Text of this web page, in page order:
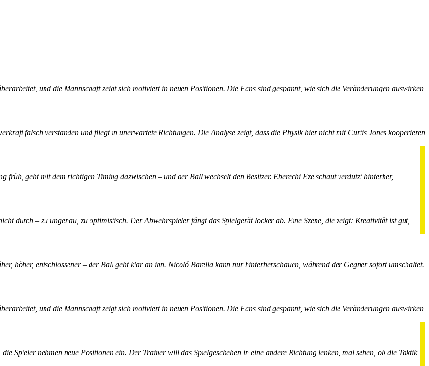
und die Mannschaft zeigt sich motiviert in neuen Positionen. Die Fans sind gespannt, wie sich die Veränderungen auswirken
falsch verstanden und fliegt in unerwartete Richtungen. Die Analyse zeigt, dass die Physik hier nicht mit Curtis Jones kooperieren
früh, geht mit dem richtigen Timing dazwischen – und der Ball wechselt den Besitzer. Eberechi Eze schaut verdutzt hinterher,
durch – zu ungenau, zu optimistisch. Der Abwehrspieler fängt das Spielgerät locker ab. Eine Szene, die zeigt: Kreativität ist gut,
höher, entschlossener – der Ball geht klar an ihn. Nicoló Barella kann nur hinterherschauen, während der Gegner sofort umschaltet.
und die Mannschaft zeigt sich motiviert in neuen Positionen. Die Fans sind gespannt, wie sich die Veränderungen auswirken
Spieler nehmen neue Positionen ein. Der Trainer will das Spielgeschehen in eine andere Richtung lenken, mal sehen, ob die Taktik